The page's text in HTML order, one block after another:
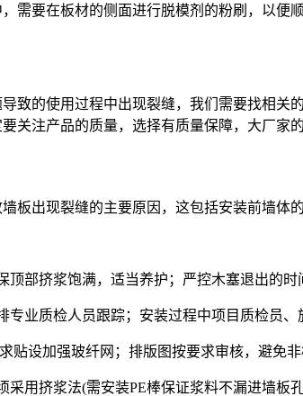
需要在板材的侧面进行脱模剂的粉刷，以
致的使用过程中出现裂缝，我们需要找相
关注产品的质量，选择有质量保障，大厂家的
板出现裂缝的主要原因，这包括安装前墙体
顶部挤浆饱满，适当养护；严控木塞退出的时
专业质检人员跟踪；安装过程中项目质检员
贴设加强玻纤网；排版图按要求审核，避免非
采用挤浆法(需安装PE棒保证浆料不漏进墙